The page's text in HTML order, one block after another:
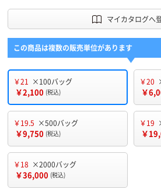
マイカタログへ
この商品は複数の販売単位があります
￥21 ×100バッグ
￥2,100 (税込)
￥20
￥
￥19.5 ×500バッグ
￥9,750 (税込)
￥19
￥
￥18 ×2000バッグ
￥36,000 (税込)